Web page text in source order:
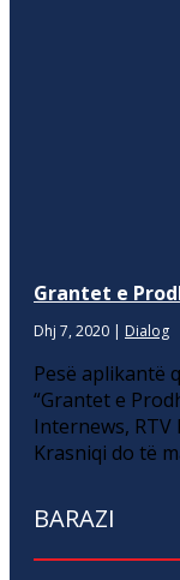
Grantet e
Dhj 7, 2020 | Dialog
Pesë aplikantë
“Grantet e
Internews, RTV
Krasniqi do të
BARAZI